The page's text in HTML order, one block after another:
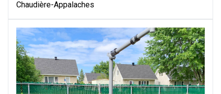
Chaudière-Appalaches